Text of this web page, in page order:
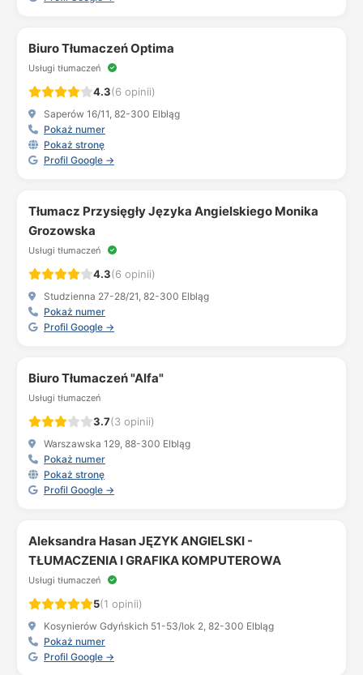
Biuro Tłumaczeń Optima
Usługi tłumaczeń
4.3(6 opinii)
Saperów 16/11, 82-300 Elbląg
Pokaż numer
Pokaż stronę
Profil Google →
Tłumacz Przysięgły Języka Angielskiego Monika
Grozowska
Usługi tłumaczeń
4.3(6 opinii)
Studzienna 27-28/21, 82-300 Elbląg
Pokaż numer
Profil Google →
Biuro Tłumaczeń "Alfa"
Usługi tłumaczeń
3.7(3 opinii)
Warszawska 129, 88-300 Elbląg
Pokaż numer
Pokaż stronę
Profil Google →
Aleksandra Hasan JĘZYK ANGIELSKI -
TŁUMACZENIA I GRAFIKA KOMPUTEROWA
Usługi tłumaczeń
5(1 opinii)
Kosynierów Gdyńskich 51-53/lok 2, 82-300 Elbląg
Pokaż numer
Profil Google →